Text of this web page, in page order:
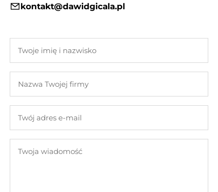
kontakt@dawidgicala.pl
imię
nazwisko
Twojej
adres
mail
wiadomość